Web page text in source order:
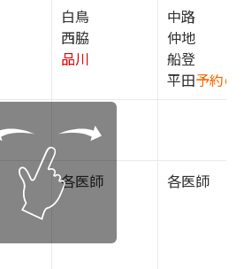
白鳥
西脇
品川
中路
仲地
船登
平田予約の
各医師 各医師